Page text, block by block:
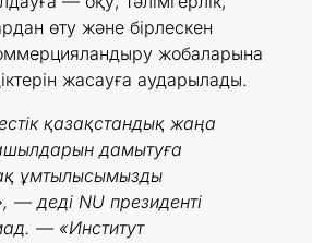
өту және бірлескен
жобаларына
жасауға аударылады.
қазақстандық жаңа
дамытуға
ұмтылысымызды
— деді NU президенті
— «Институт